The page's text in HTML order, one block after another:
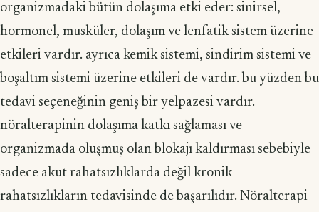
organizmadaki bütün dolaşıma etki eder: sinirsel,
hormonel, musküler, dolaşım ve lenfatik sistem üzerine
etkileri vardır. ayrıca kemik sistemi, sindirim sistemi ve
boşaltım sistemi üzerine etkileri de vardır. bu yüzden bu
tedavi seçeneğinin geniş bir yelpazesi vardır.
nöralterapinin dolaşıma katkı sağlaması ve
organizmada oluşmuş olan blokajı kaldırması sebebiyle
sadece akut rahatsızlıklarda değil kronik
rahatsızlıkların tedavisinde de başarılıdır. Nöralterapi